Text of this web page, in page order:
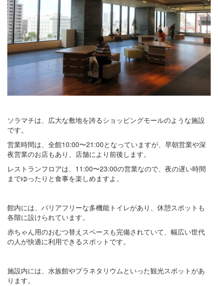
ソラマチは、広大な敷地を誇るショッピングモールのような施設
です。
営業時間は、全館10:00〜21:00となっていますが、早朝営業や深
夜営業のお店もあり、店舗により前後します。
レストランフロアは、11:00〜23:00の営業なので、夜の遅い時間
までゆったりと食事を楽しめますよ。
館内には、バリアフリーな多機能トイレがあり、休憩スポットも
各階に設けられています。
赤ちゃん用のおむつ替えスペースも完備されていて、幅広い世代
の人が快適に利用できるスポットです。
施設内には、水族館やプラネタリウムといった観光スポットがあ
ります。